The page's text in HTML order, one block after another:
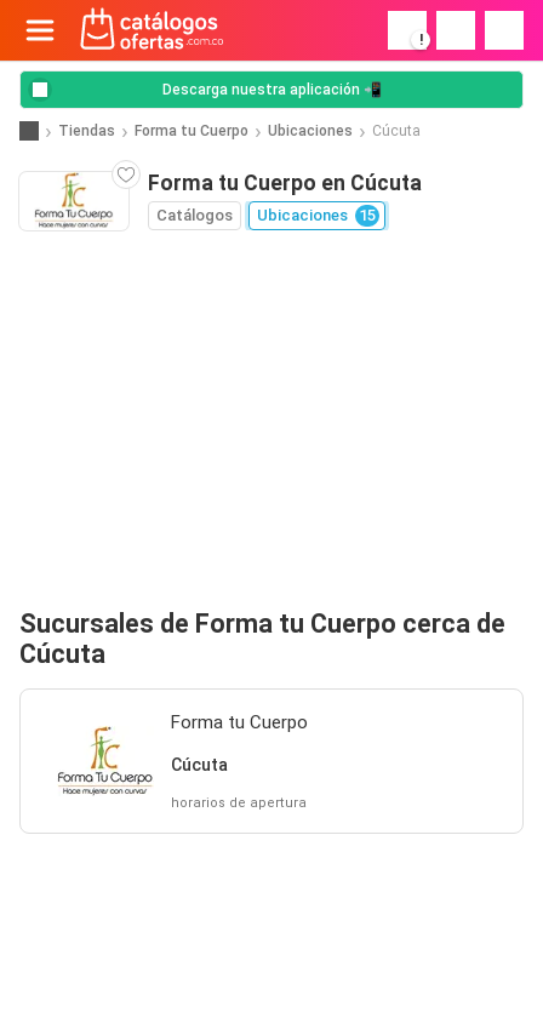
!
Descarga nuestra aplicación 📲
Tiendas Forma tu Cuerpo Ubicaciones Cúcuta
Forma tu Cuerpo en Cúcuta
Catálogos Ubicaciones 15
Sucursales de Forma tu Cuerpo cerca de
Cúcuta
Forma tu Cuerpo
Cúcuta
horarios de apertura